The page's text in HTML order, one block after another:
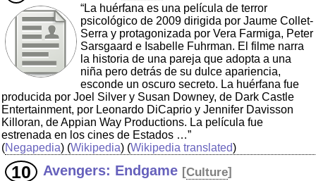
“La huérfana es una película de terror
psicológico de 2009 dirigida por Jaume Collet-
Serra y protagonizada por Vera Farmiga, Peter
Sarsgaard e Isabelle Fuhrman. El filme narra
la historia de una pareja que adopta a una
niña pero detrás de su dulce apariencia,
esconde un oscuro secreto. La huérfana fue
producida por Joel Silver y Susan Downey, de Dark Castle
Entertainment, por Leonardo DiCaprio y Jennifer Davisson
Killoran, de Appian Way Productions. La película fue
estrenada en los cines de Estados …”
(Negapedia) (Wikipedia) (Wikipedia translated)
Avengers: Endgame [Culture]